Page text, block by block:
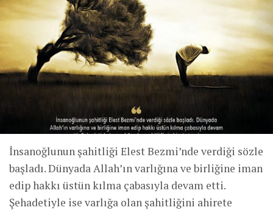
İnsanoğlunun şahitliği Elest Bezmi’nde verdiği sözle
başladı. Dünyada Allah’ın varlığına ve birliğine iman
edip hakkı üstün kılma çabasıyla devam etti.
Şehadetiyle ise varlığa olan şahitliğini ahirete